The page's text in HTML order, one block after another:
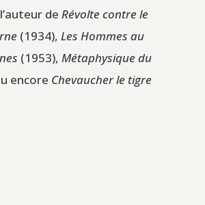
de Révolte contre le
(1934), Les Hommes au
(1953), Métaphysique du
encore Chevaucher le tigre